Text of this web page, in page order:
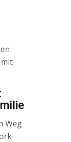
Weg